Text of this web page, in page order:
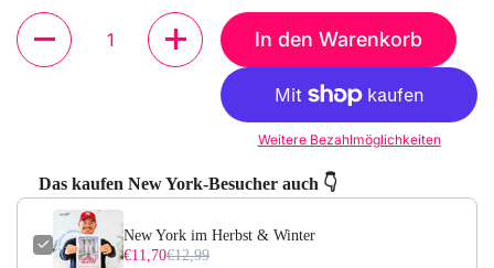
Anzahl
In den Warenkorb
Weitere Bezahlmöglichkeiten
Das kaufen New York-Besucher auch 👇
New York im Herbst & Winter
€11,70€12,99